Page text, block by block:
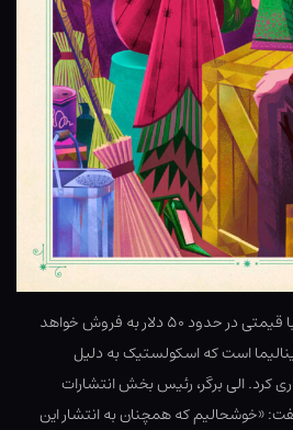
این نسخه که در ایالات متحده با قیمتی در حدود ۵۰ دلار به فروش خواهد
است که اسکولستیک به دلیل
کرد. الی برگر، رئیس بخش انتشارات
«خوشحالیم که همچنان به انتشار این